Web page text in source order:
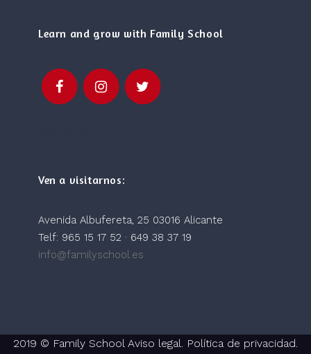
Learn and grow with Family School
Ven a visitarnos:
Avenida Albufereta, 25 03016 Alicante
Telf: 965 15 17 52 · 649 38 37 19
info@familyschool.es
2019 © Family SchoolAviso legal. Política de privacidad.